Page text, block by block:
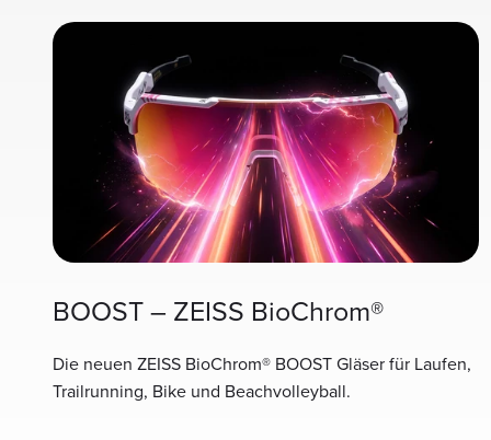
BOOST – ZEISS BioChrom®
Die neuen ZEISS BioChrom® BOOST Gläser für Laufen,
Trailrunning, Bike und Beachvolleyball.